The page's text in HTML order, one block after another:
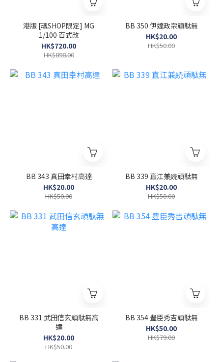
港版 [魂SHOP限定] MG
1/100 百式改
HK$720.00
HK$898.00
BB 350 伊達政宗頑駄無
HK$20.00
HK$50.00
BB 343 真田幸村高達
HK$20.00
HK$50.00
BB 339 直江兼続頑駄無
HK$20.00
HK$50.00
BB 331 武田信玄頑駄無高
達
HK$20.00
HK$50.00
BB 354 豊臣秀吉頑駄無
HK$50.00
HK$79.00